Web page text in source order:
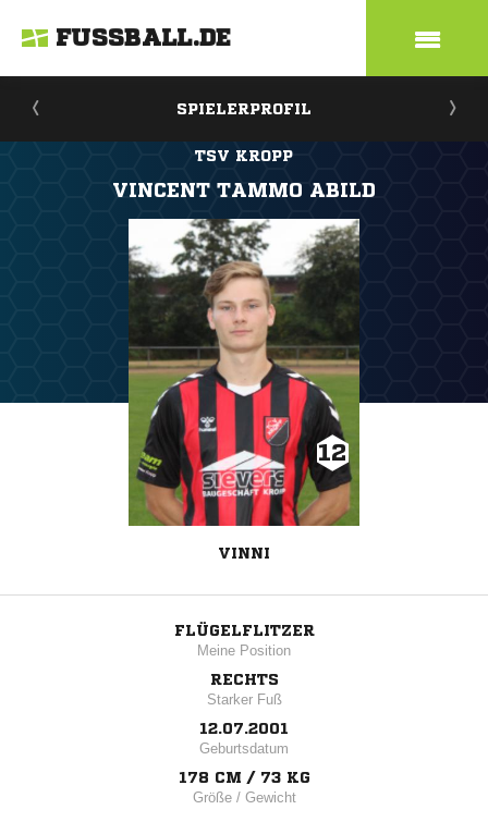
FUSSBALL.DE
SPIELERPROFIL
TSV KROPP
VINCENT TAMMO ABILD
12
VINNI
FLÜGELFLITZER
Meine Position
RECHTS
Starker Fuß
12.07.2001
Geburtsdatum
178 CM / 73 KG
Größe / Gewicht